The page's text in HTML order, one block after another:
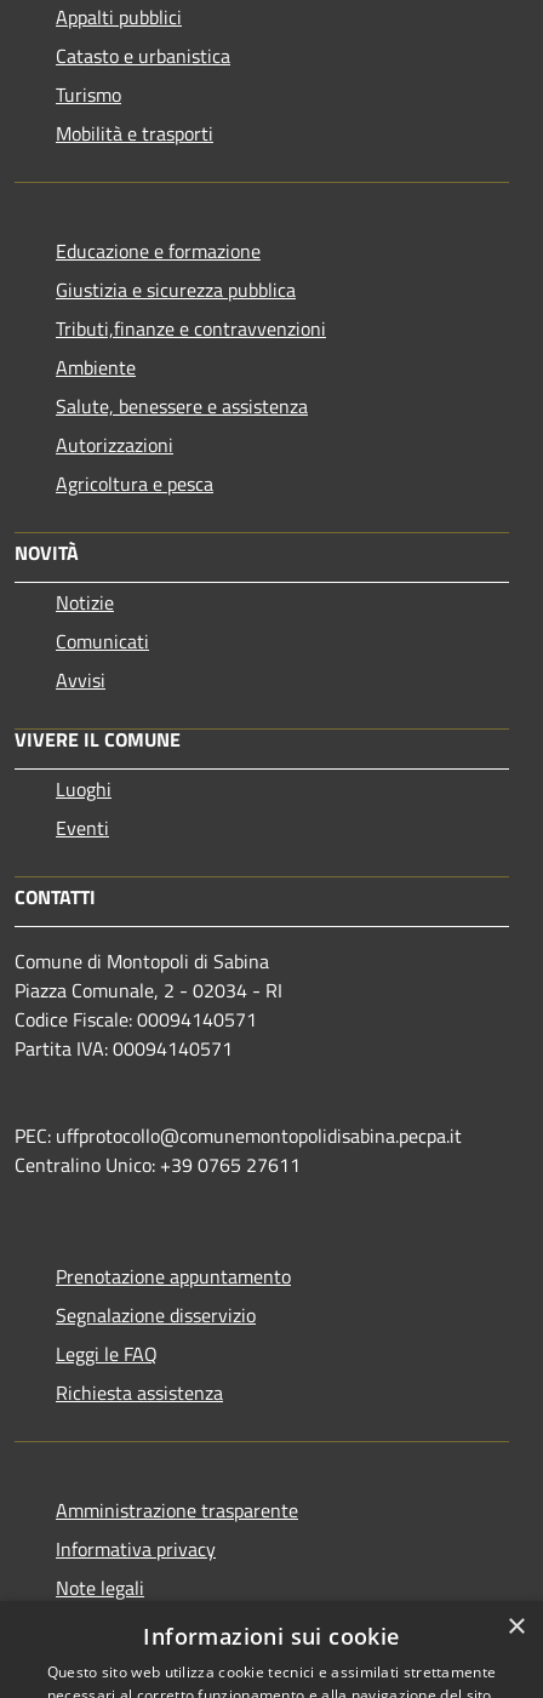
Appalti pubblici
Catasto e urbanistica
Turismo
Mobilità e trasporti
Educazione e formazione
Giustizia e sicurezza pubblica
Tributi,finanze e contravvenzioni
Ambiente
Salute, benessere e assistenza
Autorizzazioni
Agricoltura e pesca
NOVITÀ
Notizie
Comunicati
Avvisi
VIVERE IL COMUNE
Luoghi
Eventi
CONTATTI
Comune di Montopoli di Sabina
Piazza Comunale, 2 - 02034 - RI
Codice Fiscale: 00094140571
Partita IVA: 00094140571
PEC: uffprotocollo@comunemontopolidisabina.pecpa.it
Centralino Unico: +39 0765 27611
Prenotazione appuntamento
Segnalazione disservizio
Leggi le FAQ
Richiesta assistenza
Amministrazione trasparente
Informativa privacy
Note legali
Dichiarazione di accessibilità
×
Informazioni sui cookie
Questo sito web utilizza cookie tecnici e assimilati strettamente